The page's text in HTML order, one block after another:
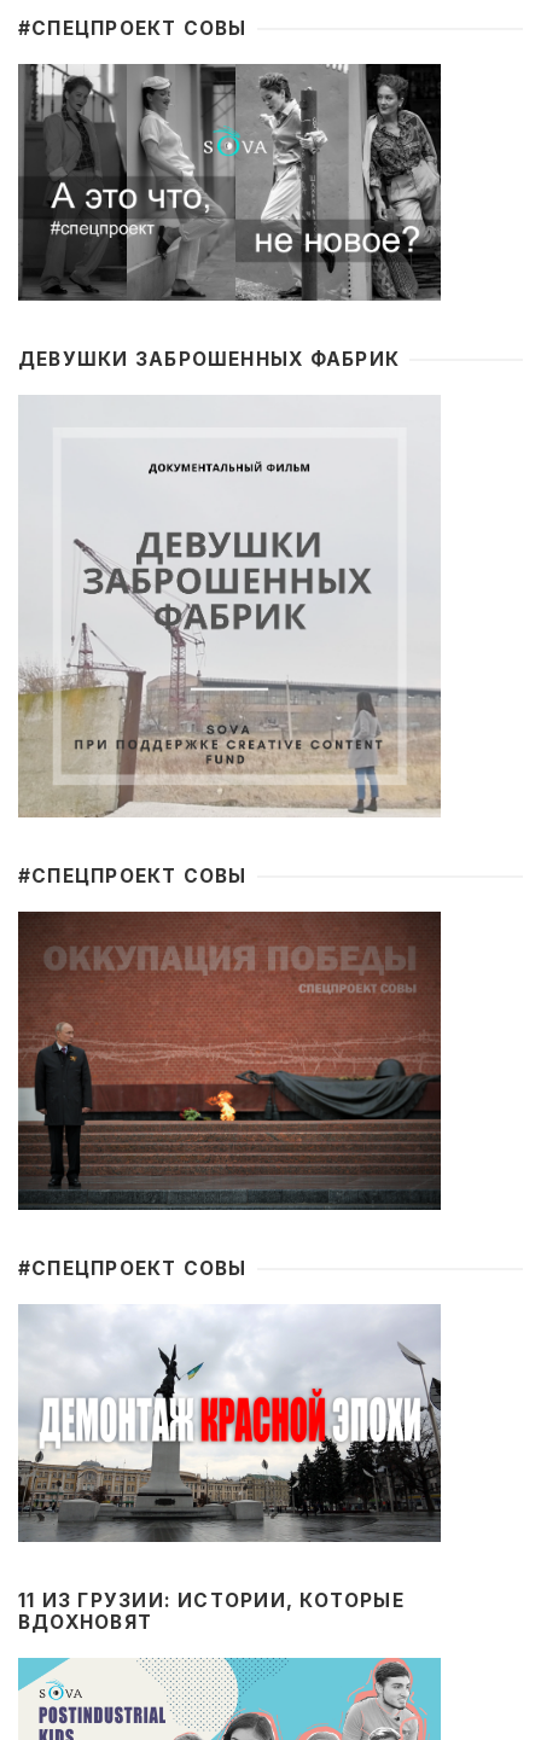
#CПЕЦПРОЕКТ СОВЫ
ДЕВУШКИ ЗАБРОШЕННЫХ ФАБРИК
#CПЕЦПРОЕКТ СОВЫ
#CПЕЦПРОЕКТ СОВЫ
11 ИЗ ГРУЗИИ: ИСТОРИИ, КОТОРЫЕ
ВДОХНОВЯТ